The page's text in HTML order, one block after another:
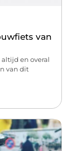
van
en overal
van dit